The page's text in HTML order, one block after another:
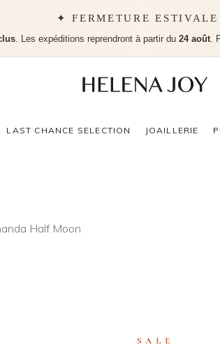
✦ FERMETURE
. Les expéditions reprendront à partir du 24 août.
LAST CHANCE SELECTION JOAILLERIE
Half Moon
SALE